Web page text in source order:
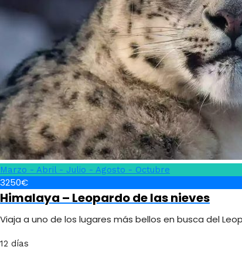
Marzo - Abril - Julio - Agosto - Octubre
3250€
Himalaya – Leopardo de las nieves
Viaja a uno de los lugares más bellos en busca del
12 días